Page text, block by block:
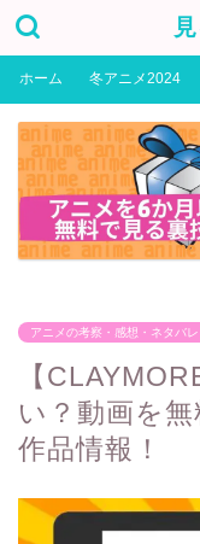
ホーム 冬アニメ2024
アニメの考察・感想・ネタバレ
【
い？動画を
作品情報！